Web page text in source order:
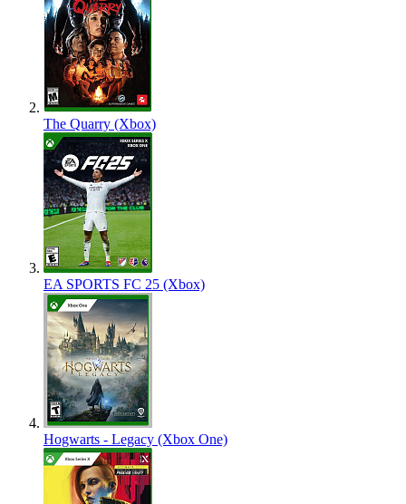
The Quarry (Xbox)
EA SPORTS FC 25 (Xbox)
Hogwarts - Legacy (Xbox One)